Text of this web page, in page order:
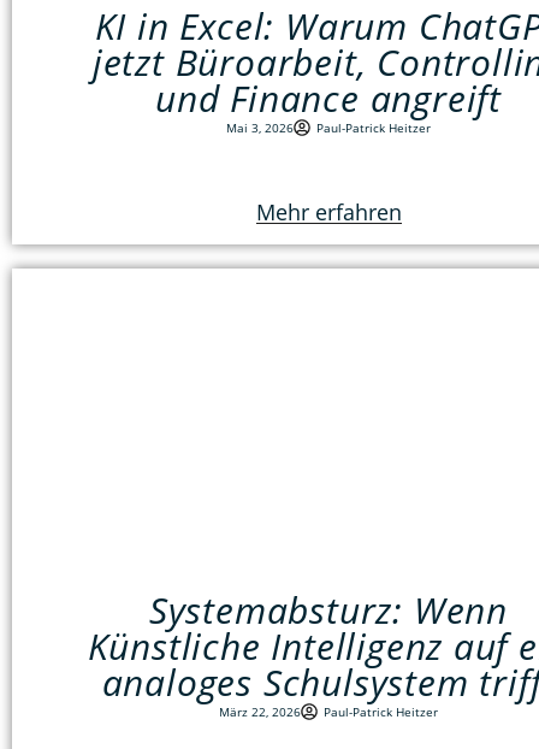
KI in Excel: Warum
jetzt Büroarbeit,
und Finance angreift
Mai 3, 2026 Paul-Patrick Heitzer
Mehr erfahren
Systemabsturz: Wenn
Künstliche Intelligenz auf
analoges Schulsystem
März 22, 2026 Paul-Patrick Heitzer